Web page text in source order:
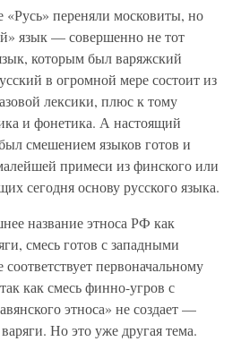
переняли московиты, но
язык — совершенно не тот
которым был варяжский
в огромной мере состоит из
лексики, плюс к тому
и фонетика. А настоящий
смешением языков готов и
примеси из финского или
сегодня основу русского языка.
название этноса РФ как
смесь готов с западными
первоначальному
как смесь финно-угров с
этноса» не создает —
Но это уже другая тема.